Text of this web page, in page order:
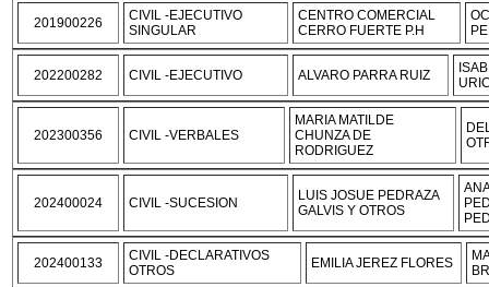
201900226
CIVIL -EJECUTIVO
SINGULAR
CENTRO COMERCIAL
CERRO FUERTE P.H
202200282 CIVIL -EJECUTIVO ALVARO PARRA RUIZ
202300356 CIVIL -VERBALES
MARIA MATILDE
CHUNZA DE
RODRIGUEZ
202400024 CIVIL -SUCESION
LUIS JOSUE PEDRAZA
GALVIS Y OTROS
202400133
CIVIL -DECLARATIVOS
OTROS
EMILIA JEREZ FLORES